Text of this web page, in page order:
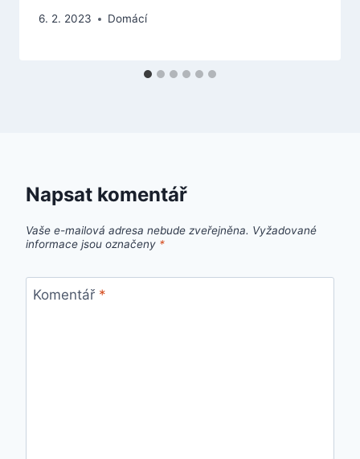
6. 2. 2023 Domácí
Napsat komentář
Vaše e-mailová adresa nebude zveřejněna. Vyžadované
informace jsou označeny *
Komentář *